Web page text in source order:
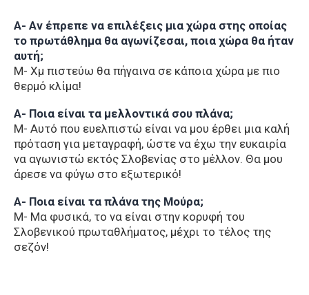
Α- Αν έπρεπε να επιλέξεις μια χώρα στης οποίας
το πρωτάθλημα θα αγωνίζεσαι, ποια χώρα θα ήταν
αυτή;
Μ- Χμ πιστεύω θα πήγαινα σε κάποια χώρα με πιο
θερμό κλίμα!
Α- Ποια είναι τα μελλοντικά σου πλάνα;
Μ- Αυτό που ευελπιστώ είναι να μου έρθει μια καλή
πρόταση για μεταγραφή, ώστε να έχω την ευκαιρία
να αγωνιστώ εκτός Σλοβενίας στο μέλλον. Θα μου
άρεσε να φύγω στο εξωτερικό!
Α- Ποια είναι τα πλάνα της Μούρα;
Μ- Μα φυσικά, το να είναι στην κορυφή του
Σλοβενικού πρωταθλήματος, μέχρι το τέλος της
σεζόν!